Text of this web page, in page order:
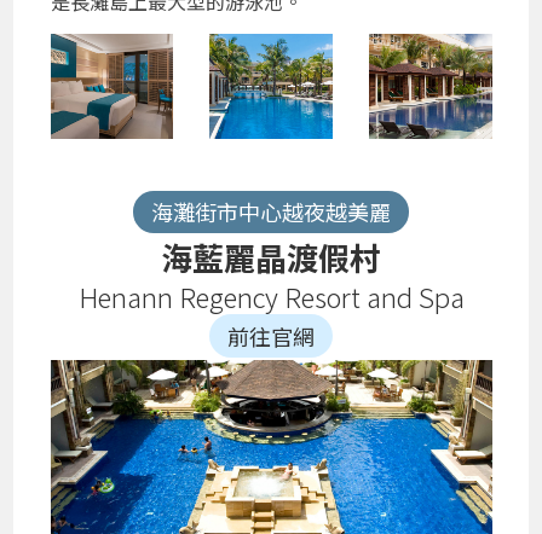
海灘街市中心越夜越美麗
海藍麗晶渡假村
Henann Regency Resort and Spa
前往官網